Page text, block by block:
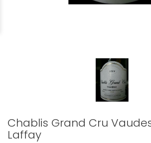
Chablis Grand Cru
Laffay